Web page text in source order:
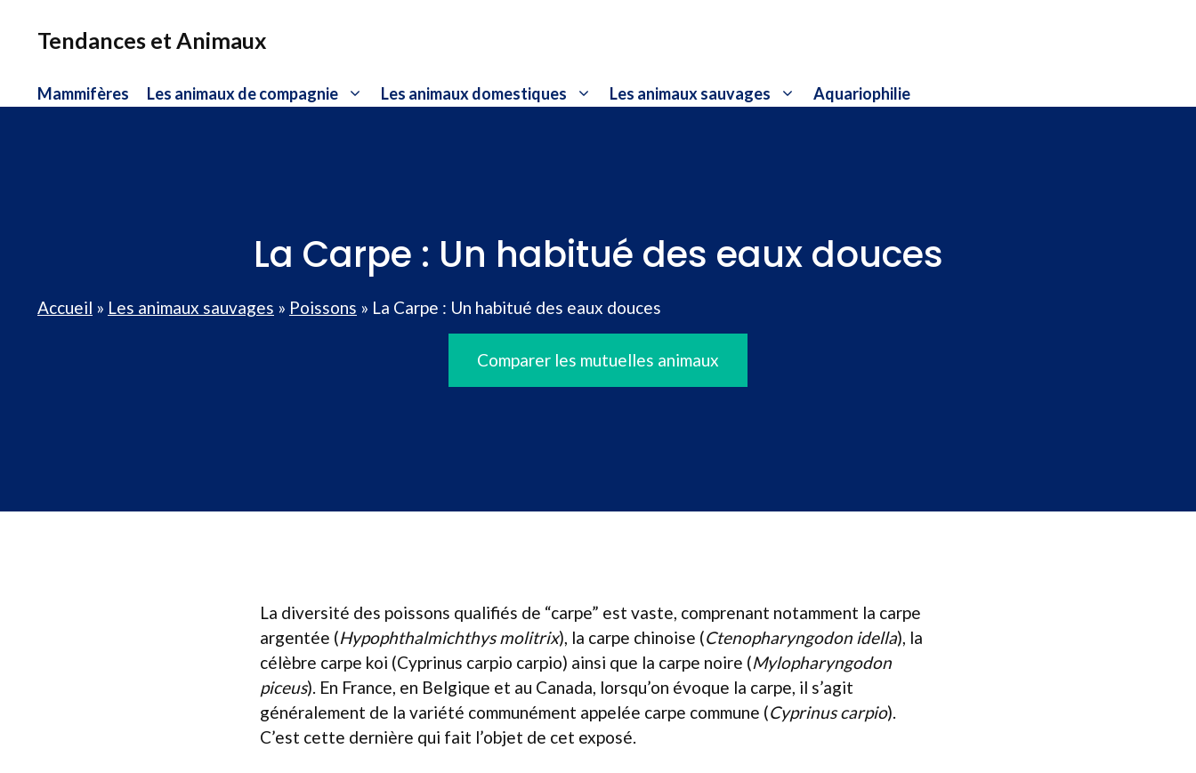
Tendances et Animaux
Mammifères Les animaux de compagnie Les animaux domestiques Les animaux sauvages Aquariophilie
La Carpe : Un habitué des eaux douces
Accueil » Les animaux sauvages » Poissons » La Carpe : Un habitué des eaux douces
Comparer les mutuelles animaux
La diversité des poissons qualifiés de “carpe” est vaste, comprenant notamment la carpe
argentée (Hypophthalmichthys molitrix), la carpe chinoise (Ctenopharyngodon idella), la
célèbre carpe koi (Cyprinus carpio carpio) ainsi que la carpe noire (Mylopharyngodon
piceus). En France, en Belgique et au Canada, lorsqu’on évoque la carpe, il s’agit
généralement de la variété communément appelée carpe commune (Cyprinus carpio).
C’est cette dernière qui fait l’objet de cet exposé.